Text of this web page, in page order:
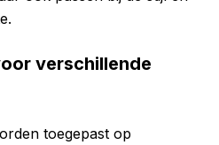
verschillende
toegepast op